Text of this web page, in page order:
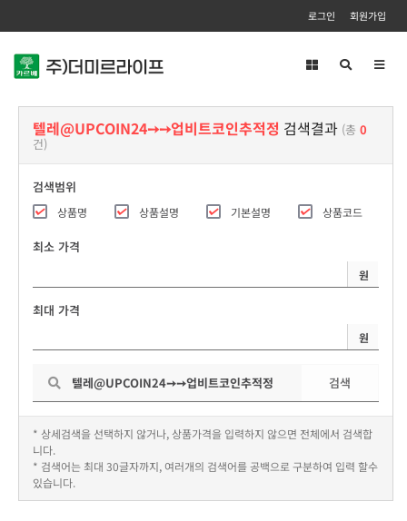
로그인 회원가입
텔레@UPCOIN24➙➙업비트코인추적정 검색결과 (총 0
건)
검색범위
상품명 상품설명 기본설명 상품코드
최소 가격
원
최대 가격
원
검색
* 상세검색을 선택하지 않거나, 상품가격을 입력하지 않으면 전체에서 검색합
니다.
* 검색어는 최대 30글자까지, 여러개의 검색어를 공백으로 구분하여 입력 할수
있습니다.